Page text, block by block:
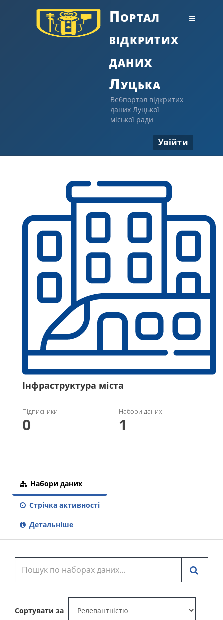
Портал
відкритих
даних
Луцька
Вебпортал відкритих
даних Луцької
міської ради
Увійти
Інфраструктура міста
Підписники
0
Набори даних
1
Набори даних
Стрічка активності
Детальніше
Сортувати за